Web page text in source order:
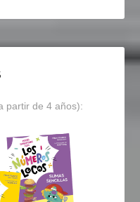
partir de 4 años):